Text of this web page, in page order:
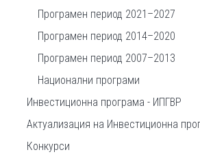
Програмен период 2021–2027
Програмен период 2014–2020
Програмен период 2007–2013
Национални програми
Инвестиционна програма - ИПГВР
Актуализация на Инвестиционна
Конкурси